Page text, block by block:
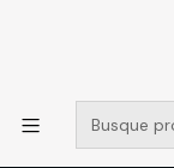
POR SISTEMA
MUCHAS GRACIAS
Catálogo